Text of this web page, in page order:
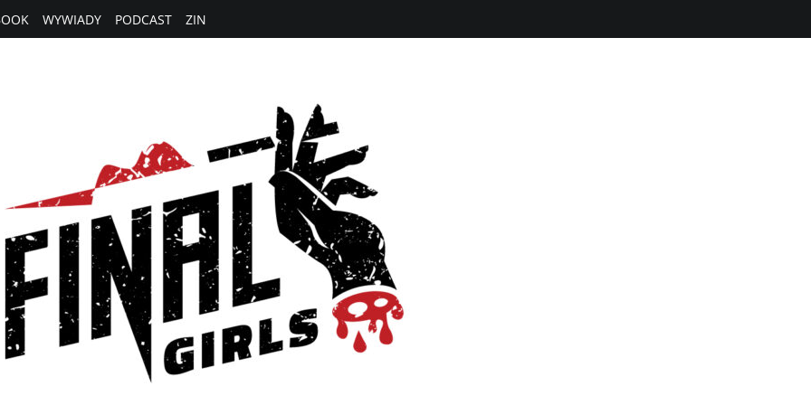
WYWIADY PODCAST ZIN